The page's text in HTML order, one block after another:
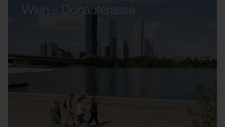
Wien – Donauterasse